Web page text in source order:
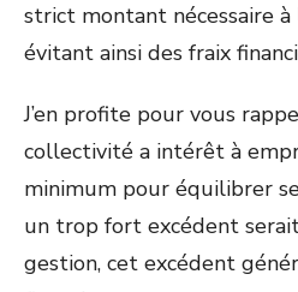
strict montant nécessaire
évitant ainsi des fraix
J’en profite pour vous
collectivité a intérêt à
minimum pour équilibrer
un trop fort excédent
gestion, cet excédent